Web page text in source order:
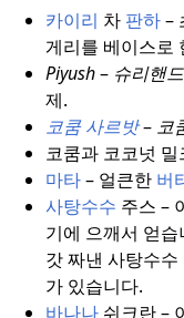
카이리 차 판하–
게리를 베이스로
Piyush– 슈리핸드
제.
코쿰 사르밧– 코
코쿰과 코코넛 밀
마타– 얼큰한 버
사탕수수 주스 –
기에 으깨서 얻습
갓 짜낸 사탕수
가 있습니다.
바나나쉬크란 –